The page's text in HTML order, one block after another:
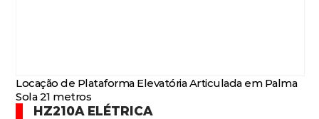
Locação de Plataforma Elevatória Articulada em Palma
Sola 21 metros
HZ210A ELÉTRICA